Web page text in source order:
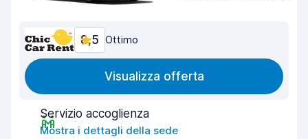
8,5 Ottimo
Visualizza offerta
Servizio accoglienza
Mostra i dettagli della sede